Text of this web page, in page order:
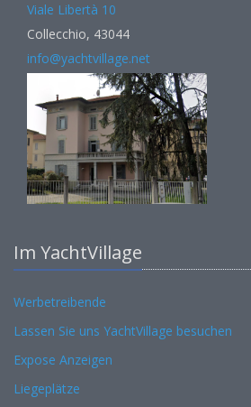
Viale Libertà 10
Collecchio, 43044
info@yachtvillage.net
Im YachtVillage
Werbetreibende
Lassen Sie uns YachtVillage besuchen
Expose Anzeigen
Liegeplätze